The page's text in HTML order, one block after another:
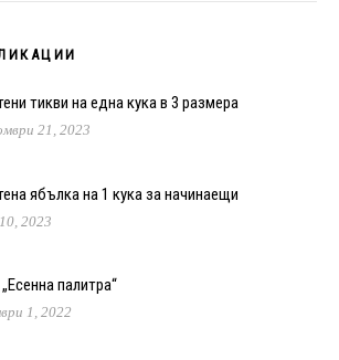
тикви на една кука в 3 размера
21, 2023
ябълка на 1 кука за начинаещи
2023
палитра“
1, 2022